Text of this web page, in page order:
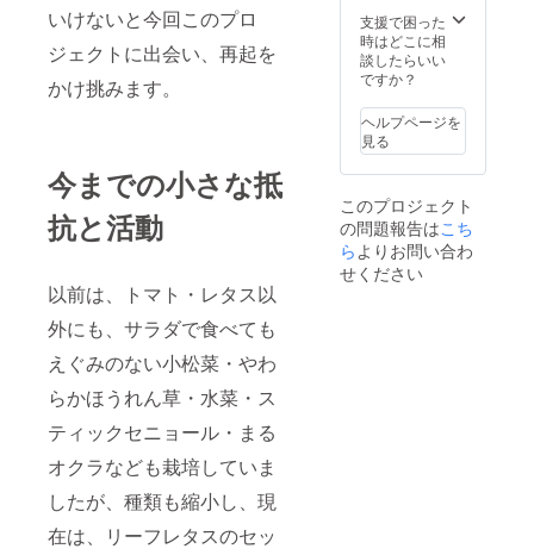
いけないと今回このプロ
ジェクトに出会い、再起を
かけ挑みます。
今までの小さな抵
抗と活動
以前は、トマト・レタス以
外にも、サラダで食べても
えぐみのない小松菜・やわ
らかほうれん草・水菜・ス
ティックセニョール・まる
オクラなども栽培していま
したが、種類も縮小し、現
在は、リーフレタスのセッ
支援で困った
時はどこに相
談したらいい
ですか？
ヘルプページを
見る
このプロジェクト
の問題報告はこち
らよりお問い合わ
せください